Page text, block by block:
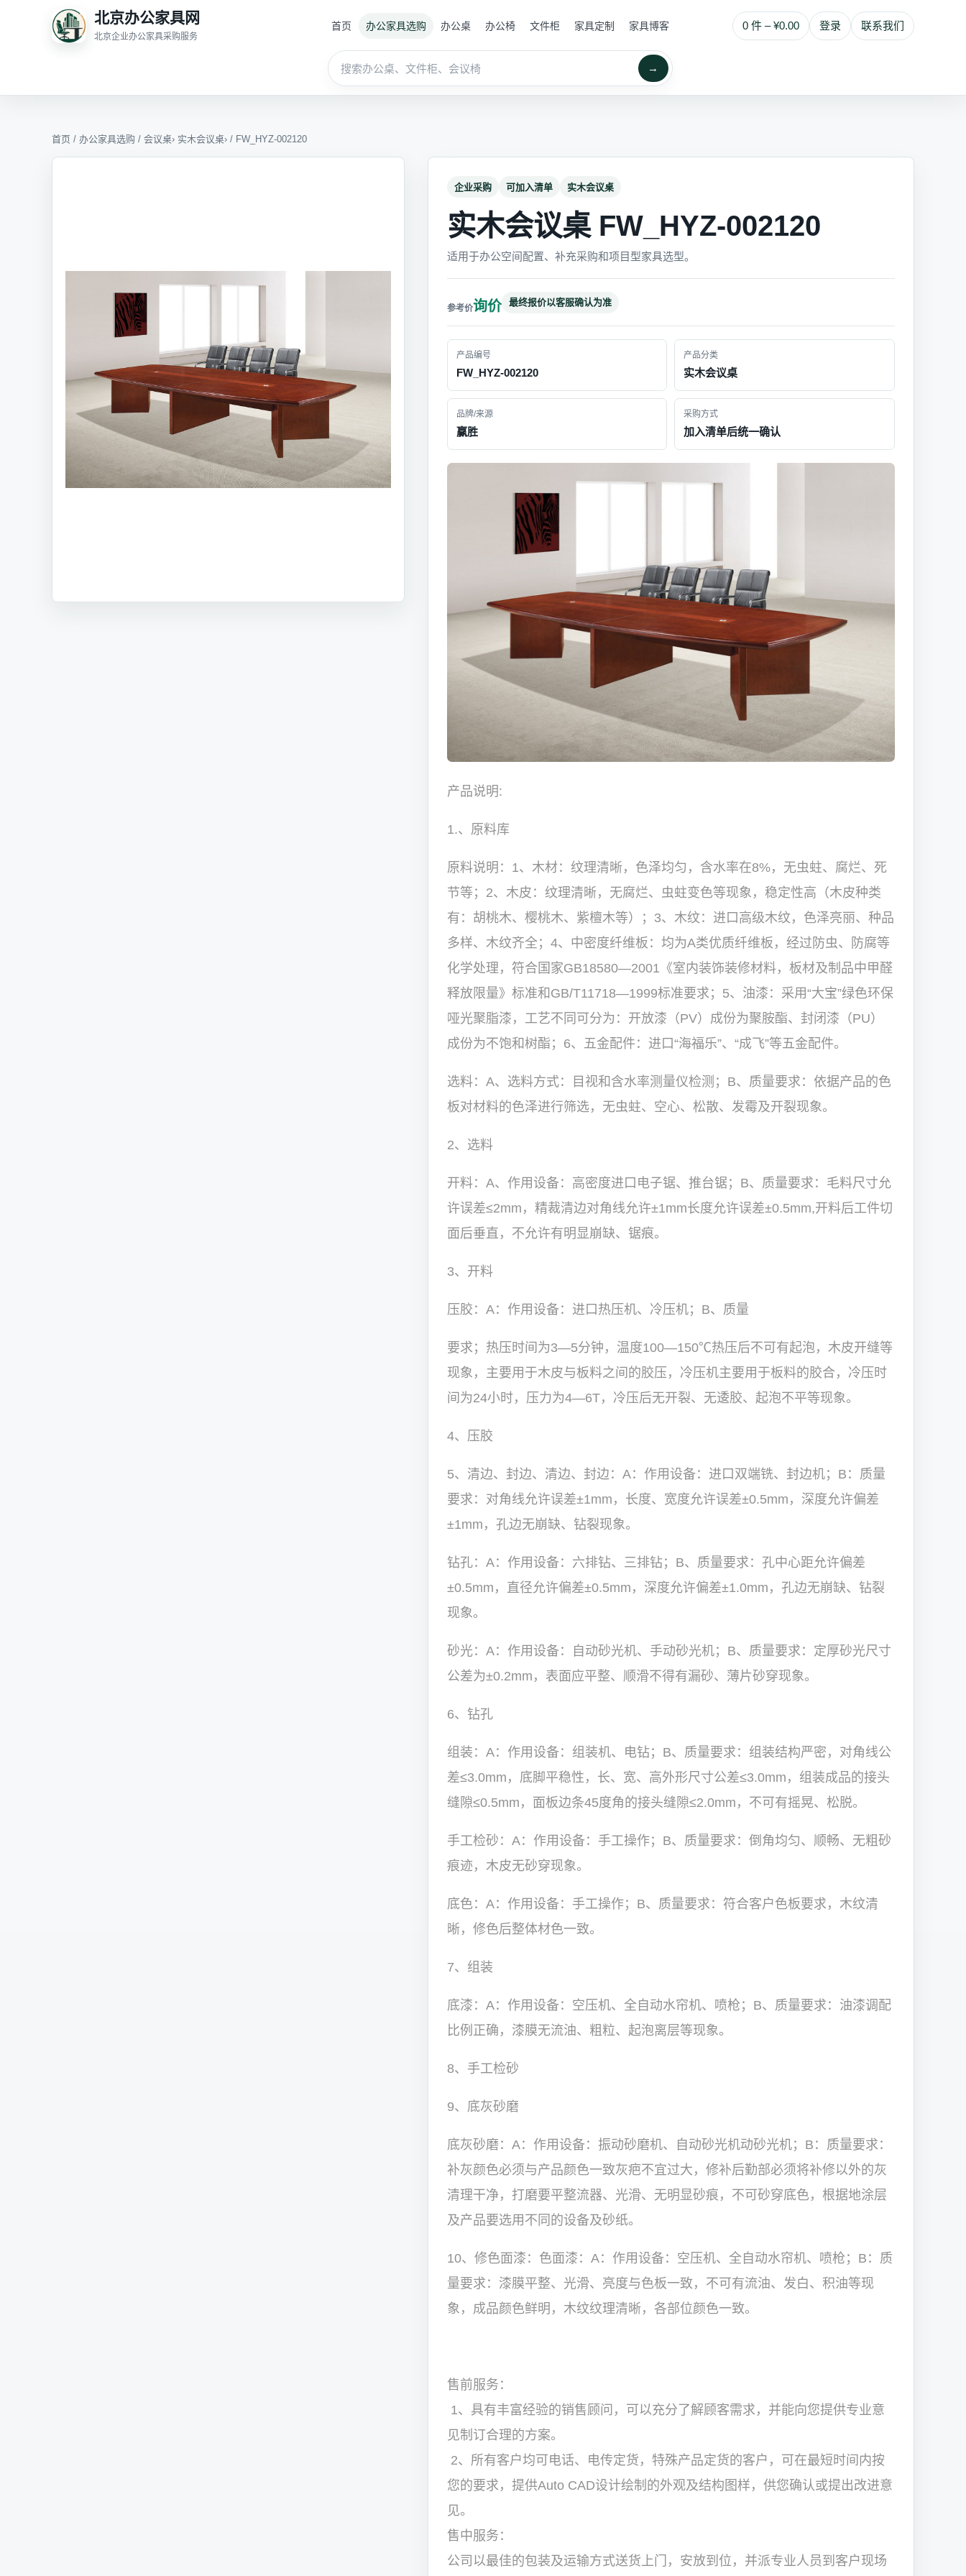
北京办公家具网
北京企业办公家具采购服务
0 件 – ¥0.00 登录 联系我们
首页 办公家具选购 办公桌 办公椅 文件柜 家具定制 家具博客
→
首页 / 办公家具选购 / 会议桌› 实木会议桌› / FW_HYZ-002120
企业采购 可加入清单 实木会议桌
实木会议桌 FW_HYZ-002120
适用于办公空间配置、补充采购和项目型家具选型。
询价 最终报价以客服确认为准
产品编号
FW_HYZ-002120
产品分类
实木会议桌
品牌/来源
赢胜
采购方式
加入清单后统一确认
产品说明:
1.、原料库
原料说明：1、木材：纹理清晰，色泽均匀，含水率在8%，无虫蛀、腐烂、死
节等；2、木皮：纹理清晰，无腐烂、虫蛀变色等现象，稳定性高（木皮种类
有：胡桃木、樱桃木、紫檀木等）；3、木纹：进口高级木纹，色泽亮丽、种品
多样、木纹齐全；4、中密度纤维板：均为A类优质纤维板，经过防虫、防腐等
化学处理，符合国家GB18580—2001《室内装饰装修材料，板材及制品中甲醛
释放限量》标准和GB/T11718—1999标准要求；5、油漆：采用“大宝”绿色环保
哑光聚脂漆，工艺不同可分为：开放漆（PV）成份为聚胺酯、封闭漆（PU）
成份为不饱和树酯；6、五金配件：进口“海福乐”、“成飞”等五金配件。
选料：A、选料方式：目视和含水率测量仪检测；B、质量要求：依据产品的色
板对材料的色泽进行筛选，无虫蛀、空心、松散、发霉及开裂现象。
2、选料
开料：A、作用设备：高密度进口电子锯、推台锯；B、质量要求：毛料尺寸允
许误差≤2mm，精裁清边对角线允许±1mm长度允许误差±0.5mm,开料后工件切
面后垂直，不允许有明显崩缺、锯痕。
3、开料
压胶：A：作用设备：进口热压机、冷压机；B、质量
要求；热压时间为3—5分钟，温度100—150℃热压后不可有起泡，木皮开缝等
现象，主要用于木皮与板料之间的胶压，冷压机主要用于板料的胶合，冷压时
间为24小时，压力为4—6T，冷压后无开裂、无逶胶、起泡不平等现象。
4、压胶
5、清边、封边、清边、封边：A：作用设备：进口双端铣、封边机；B：质量
要求：对角线允许误差±1mm，长度、宽度允许误差±0.5mm，深度允许偏差
±1mm，孔边无崩缺、钻裂现象。
钻孔：A：作用设备：六排钻、三排钻；B、质量要求：孔中心距允许偏差
±0.5mm，直径允许偏差±0.5mm，深度允许偏差±1.0mm，孔边无崩缺、钻裂
现象。
砂光：A：作用设备：自动砂光机、手动砂光机；B、质量要求：定厚砂光尺寸
公差为±0.2mm，表面应平整、顺滑不得有漏砂、薄片砂穿现象。
6、钻孔
组装：A：作用设备：组装机、电钻；B、质量要求：组装结构严密，对角线公
差≤3.0mm，底脚平稳性，长、宽、高外形尺寸公差≤3.0mm，组装成品的接头
缝隙≤0.5mm，面板边条45度角的接头缝隙≤2.0mm，不可有摇晃、松脱。
手工检砂：A：作用设备：手工操作；B、质量要求：倒角均匀、顺畅、无粗砂
痕迹，木皮无砂穿现象。
底色：A：作用设备：手工操作；B、质量要求：符合客户色板要求，木纹清
晰，修色后整体材色一致。
7、组装
底漆：A：作用设备：空压机、全自动水帘机、喷枪；B、质量要求：油漆调配
比例正确，漆膜无流油、粗粒、起泡离层等现象。
8、手工检砂
9、底灰砂磨
底灰砂磨：A：作用设备：振动砂磨机、自动砂光机动砂光机；B：质量要求：
补灰颜色必须与产品颜色一致灰疤不宜过大，修补后勤部必须将补修以外的灰
清理干净，打磨要平整流器、光滑、无明显砂痕，不可砂穿底色，根据地涂层
及产品要选用不同的设备及砂纸。
10、修色面漆：色面漆：A：作用设备：空压机、全自动水帘机、喷枪；B：质
量要求：漆膜平整、光滑、亮度与色板一致，不可有流油、发白、积油等现
象，成品颜色鲜明，木纹纹理清晰，各部位颜色一致。
售前服务：
1、具有丰富经验的销售顾问，可以充分了解顾客需求，并能向您提供专业意
见制订合理的方案。
2、所有客户均可电话、电传定货，特殊产品定货的客户，可在最短时间内按
您的要求，提供Auto CAD设计绘制的外观及结构图样，供您确认或提出改进意
见。
售中服务：
公司以最佳的包装及运输方式送货上门，安放到位，并派专业人员到客户现场